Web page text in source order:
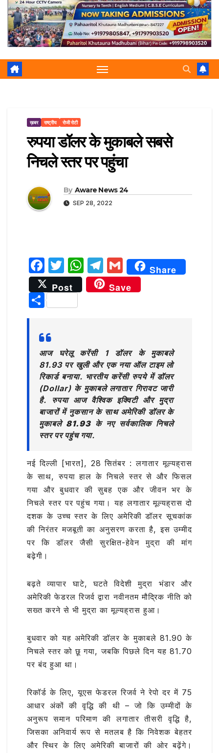
ख़बर राष्ट्रीय रोजी रोटी
रुपया डॉलर के मुकाबले सबसे
निचले स्तर पर पहुंचा
By Aware News 24
SEP 28, 2022
F
a
c
e
b
o
o
k
T
w
it
te
W
h
at
p
p
T
el
e
G
m
ai
Share
Post
Save
S
ar
e
आज घरेलू करेंसी 1 डॉलर के मुकाबले
81.93 पर खुली और एक नया ऑल टाइम लो
रिकार्ड बनाया. भारतीय करेंसी रुपये में डॉलर
(Dollar) के मुकाबले लगातार गिरावट जारी
है. रुपया आज वैश्विक इक्विटी और मुद्रा
बाजारों में नुकसान के साथ अमेरिकी डॉलर के
मुकाबले 81.93 के नए सर्वकालिक निचले
स्तर पर पहुंच गया.
नई दिल्ली [भारत], 28 सितंबर : लगातार मूल्यह्रास
के साथ, रुपया हाल के निचले स्तर से और फिसल
गया और बुधवार की सुबह एक और जीवन भर के
निचले स्तर पर पहुंच गया। यह लगातार मूल्यह्रास दो
दशक के उच्च स्तर के लिए अमेरिकी डॉलर सूचकांक
की निरंतर मजबूती का अनुसरण करता है, इस उम्मीद
पर कि डॉलर जैसी सुरक्षित-हेवेन मुद्रा की मांग
बढ़ेगी।
बढ़ते व्यापार घाटे, घटते विदेशी मुद्रा भंडार और
अमेरिकी फेडरल रिजर्व द्वारा नवीनतम मौद्रिक नीति को
सख्त करने से भी मुद्रा का मूल्यह्रास हुआ।
बुधवार को यह अमेरिकी डॉलर के मुकाबले 81.90 के
निचले स्तर को छू गया, जबकि पिछले दिन यह 81.70
पर बंद हुआ था।
रिकॉर्ड के लिए, यूएस फेडरल रिजर्व ने रेपो दर में 75
आधार अंकों की वृद्धि की थी – जो कि उम्मीदों के
अनुरूप समान परिमाण की लगातार तीसरी वृद्धि है,
जिसका अनिवार्य रूप से मतलब है कि निवेशक बेहतर
और स्थिर के लिए अमेरिकी बाजारों की ओर बढ़ेंगे।
pa
m
e